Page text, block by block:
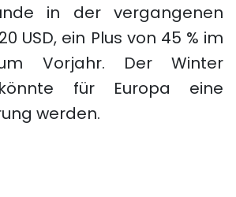
in der vergangenen
USD, ein Plus von 45 % im
Vorjahr. Der Winter
für Europa eine
werden.